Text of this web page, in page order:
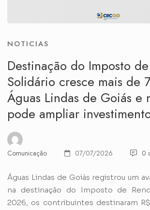
NOTICIAS
Destinação do Imposto
Solidário cresce mais de
Águas Lindas de Goiás e
pode ampliar
Comunicação 07/07/2026 0
Águas Lindas de Goiás registrou um
na destinação do Imposto de
2026, os contribuintes destinaram